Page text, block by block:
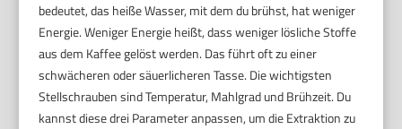
bedeutet, das heiße Wasser, mit dem du brühst, hat weniger
Energie. Weniger Energie heißt, dass weniger lösliche Stoffe
aus dem Kaffee gelöst werden. Das führt oft zu einer
schwächeren oder säuerlicheren Tasse. Die wichtigsten
Stellschrauben sind Temperatur, Mahlgrad und Brühzeit. Du
kannst diese drei Parameter anpassen, um die Extraktion zu